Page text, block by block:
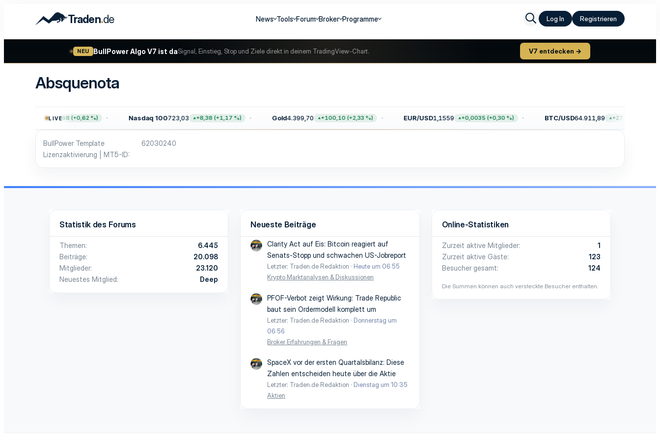
Traden.de News Tools Forum Broker Programme Log In Registrieren
NEU BullPower Algo V7 ist daSignal, Einstieg, Stop und Ziele direkt in deinem TradingView-Chart. V7 entdecken →
Absquenota
LIVE
+47,68 (+0,62 %) Nasdaq 100723,03 +8,38 (+1,17 %) Gold4.399,70 +100,10 (+2,33 %) EUR/USD1,1559 +0,0035 (+0,30 %) BTC/USD64.911,89 +27,73 (+0,04 %)
BullPower Template
Lizenzaktivierung | MT5-ID
62030240
Statistik des Forums
Themen
6.445
Beiträge
20.098
Mitglieder
23.120
Neuestes Mitglied
Deep
Neueste Beiträge
Clarity Act auf Eis: Bitcoin reagiert auf
Senats-Stopp und schwachen US-Jobreport
Letzter: Traden.de Redaktion
Heute um 06:55
Krypto Marktanalysen & Diskussionen
PFOF-Verbot zeigt Wirkung: Trade Republic
baut sein Ordermodell komplett um
Letzter: Traden.de Redaktion
Donnerstag um
06:56
Broker Erfahrungen & Fragen
SpaceX vor der ersten Quartalsbilanz: Diese
Zahlen entscheiden heute über die Aktie
Letzter: Traden.de Redaktion
Dienstag um 10:35
Aktien
Online-Statistiken
Zurzeit aktive Mitglieder
1
Zurzeit aktive Gäste
123
Besucher gesamt
124
Die Summen können auch versteckte Besucher enthalten.